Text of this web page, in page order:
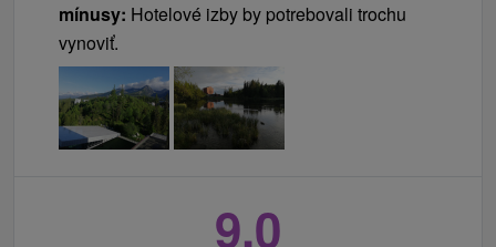
mínusy: Hotelové izby by potrebovali trochu
vynoviť.
9,0